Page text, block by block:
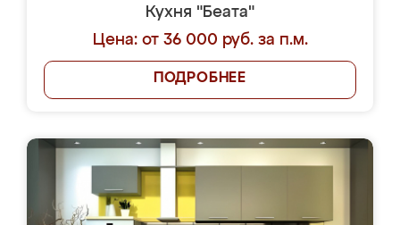
Кухня "Беата"
Цена: от 36 000 руб. за п.м.
ПОДРОБНЕЕ